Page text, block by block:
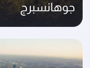
جوهانسبرج